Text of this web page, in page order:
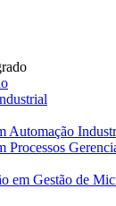
Automação
Processos
em Gestão de